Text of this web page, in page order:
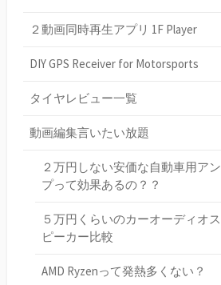
２動画同時再生アプリ 1F Player
DIY GPS Receiver for Motorsports
タイヤレビュー一覧
動画編集言いたい放題
２万円しない安価な自動車用アン
プって効果あるの？？
５万円くらいのカーオーディオス
ピーカー比較
AMD Ryzenって発熱多くない？